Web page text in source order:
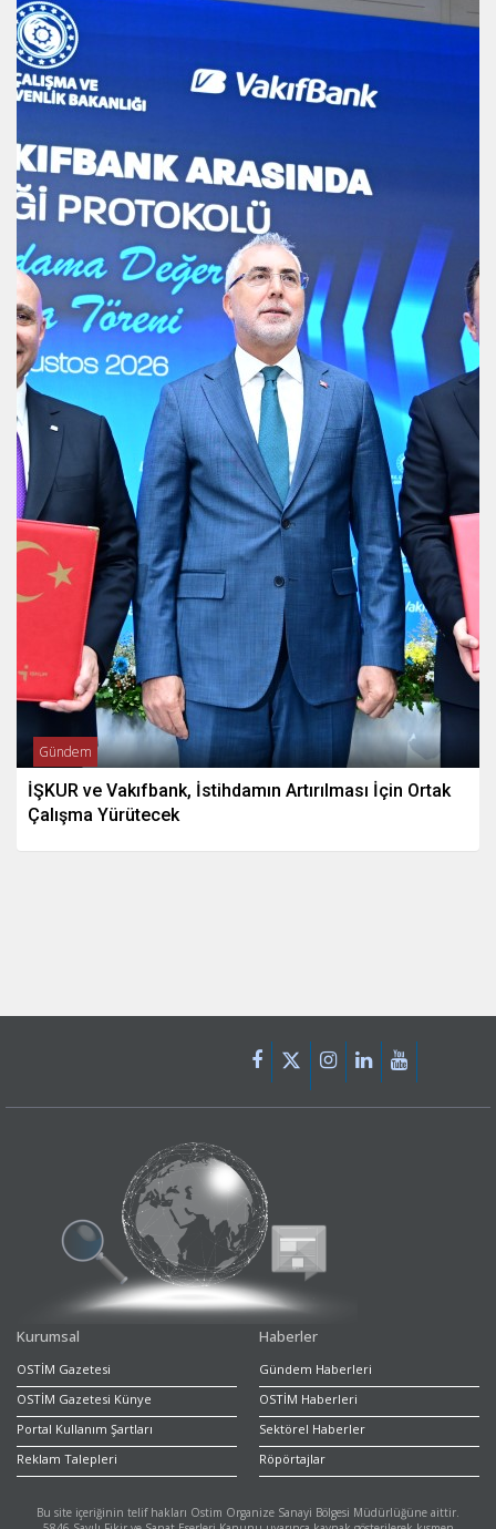
Gündem
İŞKUR ve Vakıfbank, İstihdamın Artırılması İçin Ortak
Çalışma Yürütecek
Kurumsal
OSTİM Gazetesi
OSTİM Gazetesi Künye
Portal Kullanım Şartları
Reklam Talepleri
Haberler
Gündem Haberleri
OSTİM Haberleri
Sektörel Haberler
Röpörtajlar
Bu site içeriğinin telif hakları Ostim Organize Sanayi Bölgesi Müdürlüğüne aittir.